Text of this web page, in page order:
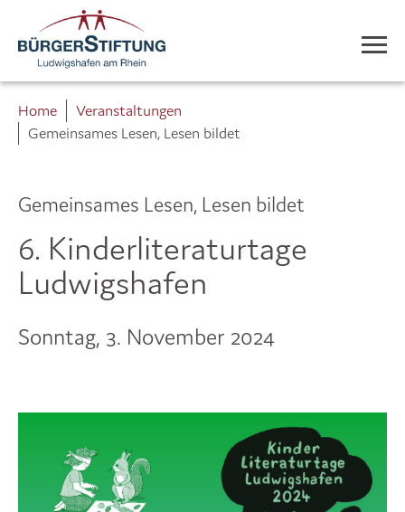
Home
Veranstaltungen
Gemeinsames Lesen, Lesen bildet
Gemeinsames Lesen, Lesen bildet
6. Kinderliteraturtage
Ludwigshafen
Sonntag, 3. November 2024